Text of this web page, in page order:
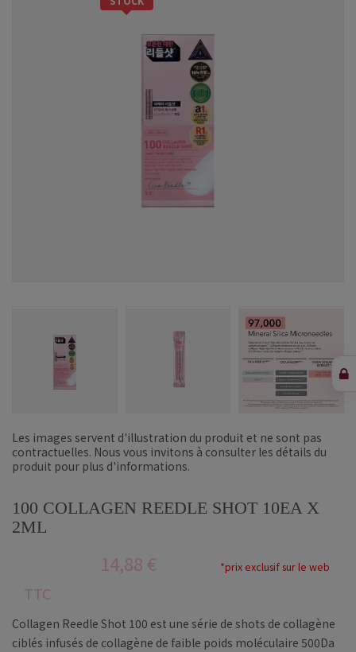
Les images servent d'illustration du produit et ne sont pas
contractuelles. Nous vous invitons à consulter les détails du
produit pour plus d'informations.
100 COLLAGEN REEDLE SHOT 10EA X
2ML
14,88 € *prix exclusif sur le web
TTC
Collagen Reedle Shot 100 est une série de shots de collagène
ciblés infusés de collagène de faible poids moléculaire 500Da